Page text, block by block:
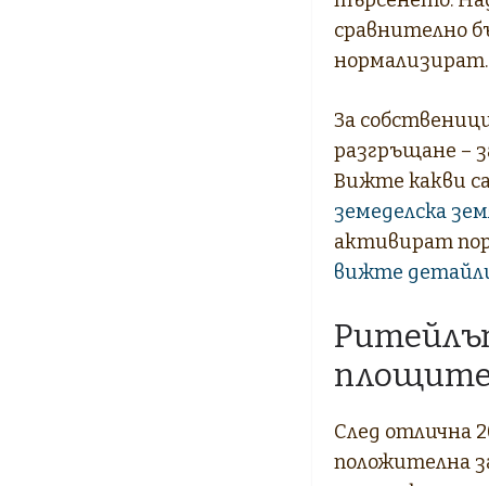
сравнително
нормализират.
За
разгръщане –
Вижте какви
земеделска
активират
вижте
След отлична
положителна